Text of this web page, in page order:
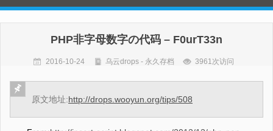
PHP非字母数字の代码 – F0urT33n
2016-10-24 乌云drops - 永久存档 3961次访问
原文地址:http://drops.wooyun.org/tips/508